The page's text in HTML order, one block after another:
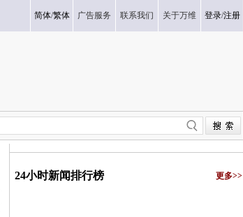
简体/繁体 广告服务 联系我们 关于万维 登录/注册
24小时新闻排行榜 更多>>